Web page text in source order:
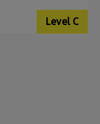
Level C